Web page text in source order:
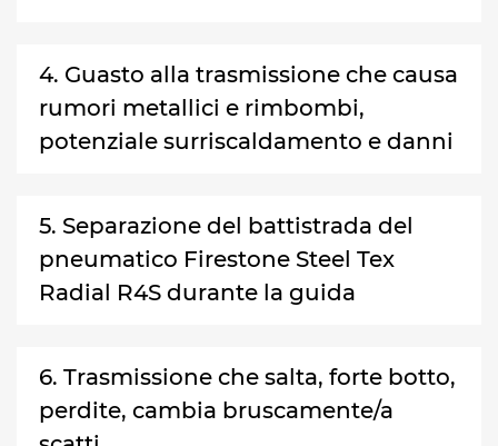
4. Guasto alla trasmissione che causa
rumori metallici e rimbombi,
potenziale surriscaldamento e danni
5. Separazione del battistrada del
pneumatico Firestone Steel Tex
Radial R4S durante la guida
6. Trasmissione che salta, forte botto,
perdite, cambia bruscamente/a